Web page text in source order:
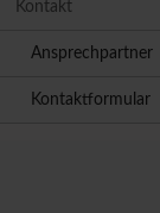
Kontakt
Ansprechpartner
Kontaktformular